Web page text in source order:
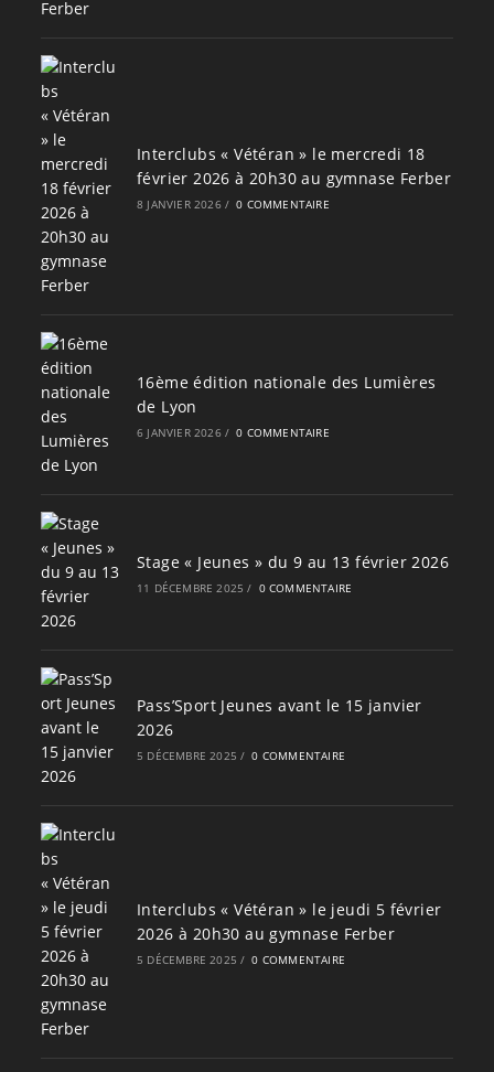
Interclubs « Vétéran » le mercredi 18
février 2026 à 20h30 au gymnase Ferber
8 JANVIER 2026 / 0 COMMENTAIRE
16ème édition nationale des Lumières
de Lyon
6 JANVIER 2026 / 0 COMMENTAIRE
Stage « Jeunes » du 9 au 13 février 2026
11 DÉCEMBRE 2025 / 0 COMMENTAIRE
Pass’Sport Jeunes avant le 15 janvier
2026
5 DÉCEMBRE 2025 / 0 COMMENTAIRE
Interclubs « Vétéran » le jeudi 5 février
2026 à 20h30 au gymnase Ferber
5 DÉCEMBRE 2025 / 0 COMMENTAIRE